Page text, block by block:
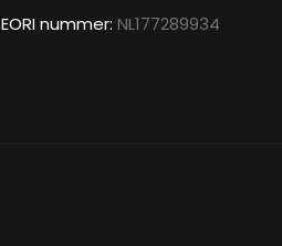
EORI nummer: NL177289934